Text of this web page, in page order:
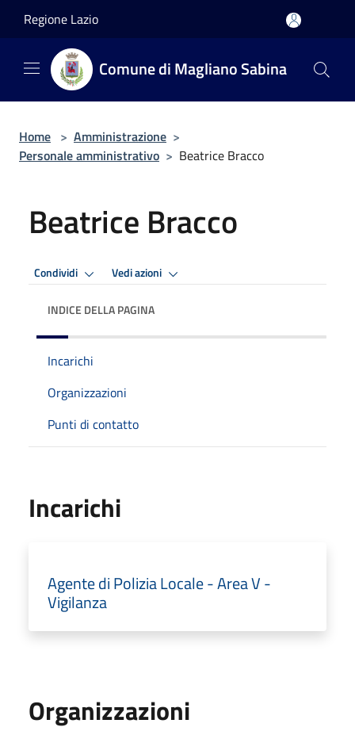
Regione Lazio
Comune di Magliano Sabina
Home > Amministrazione >
Personale amministrativo > Beatrice Bracco
Beatrice Bracco
Condividi Vedi azioni
INDICE DELLA PAGINA
Incarichi
Organizzazioni
Punti di contatto
Incarichi
Agente di Polizia Locale - Area V -
Vigilanza
Organizzazioni